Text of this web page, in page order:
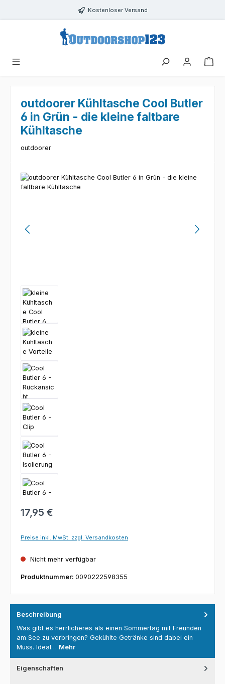
Zum Hauptinhalt springen Kostenloser Versand
outdoorer Kühltasche Cool Butler
6 in Grün - die kleine faltbare
Kühltasche
outdoorer
Bildergalerie überspringen
Regulärer Preis:
17,95 €
Preise inkl. MwSt. zzgl. Versandkosten
Nicht mehr verfügbar
Produktnummer: 0090222598355
Beschreibung
Was gibt es herrlicheres als einen Sommertag mit Freunden
am See zu verbringen? Gekühlte Getränke sind dabei ein
Muss. Ideal… Mehr
Eigenschaften